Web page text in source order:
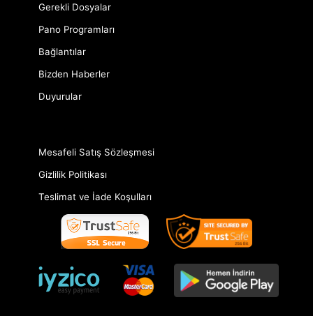
Gerekli Dosyalar
Pano Programları
Bağlantılar
Bizden Haberler
Duyurular
Mesafeli Satış Sözleşmesi
Gizlilik Politikası
Teslimat ve İade Koşulları